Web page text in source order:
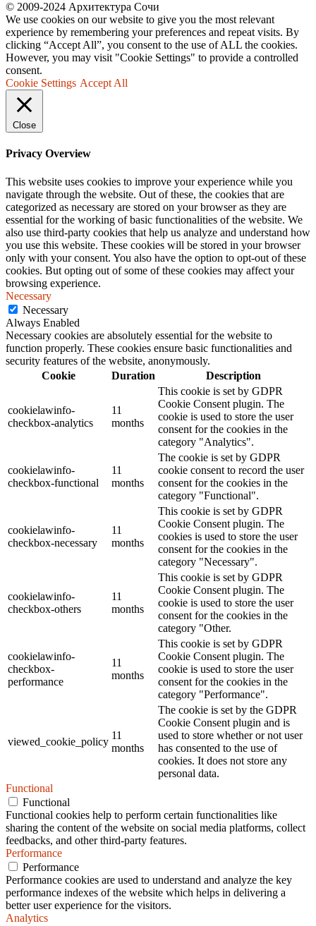
© 2009-2024 Архитектура Сочи
We use cookies on our website to give you the most relevant
experience by remembering your preferences and repeat visits. By
clicking “Accept All”, you consent to the use of ALL the cookies.
However, you may visit "Cookie Settings" to provide a controlled
consent.
Cookie Settings Accept All
Close
Privacy Overview
This website uses cookies to improve your experience while you
navigate through the website. Out of these, the cookies that are
categorized as necessary are stored on your browser as they are
essential for the working of basic functionalities of the website. We
also use third-party cookies that help us analyze and understand how
you use this website. These cookies will be stored in your browser
only with your consent. You also have the option to opt-out of these
cookies. But opting out of some of these cookies may affect your
browsing experience.
Necessary
Necessary
Always Enabled
Necessary cookies are absolutely essential for the website to
function properly. These cookies ensure basic functionalities and
security features of the website, anonymously.
Cookie
Duration Description
cookielawinfo-
checkbox-analytics
11
months
This cookie is set by GDPR
Cookie Consent plugin. The
cookie is used to store the user
consent for the cookies in the
category "Analytics".
cookielawinfo-
checkbox-functional
11
months
The cookie is set by GDPR
cookie consent to record the user
consent for the cookies in the
category "Functional".
cookielawinfo-
checkbox-necessary
11
months
This cookie is set by GDPR
Cookie Consent plugin. The
cookies is used to store the user
consent for the cookies in the
category "Necessary".
cookielawinfo-
checkbox-others
11
months
This cookie is set by GDPR
Cookie Consent plugin. The
cookie is used to store the user
consent for the cookies in the
category "Other.
cookielawinfo-
checkbox-
performance
11
months
This cookie is set by GDPR
Cookie Consent plugin. The
cookie is used to store the user
consent for the cookies in the
category "Performance".
viewed_cookie_policy
11
months
The cookie is set by the GDPR
Cookie Consent plugin and is
used to store whether or not user
has consented to the use of
cookies. It does not store any
personal data.
Functional
Functional
Functional cookies help to perform certain functionalities like
sharing the content of the website on social media platforms, collect
feedbacks, and other third-party features.
Performance
Performance
Performance cookies are used to understand and analyze the key
performance indexes of the website which helps in delivering a
better user experience for the visitors.
Analytics